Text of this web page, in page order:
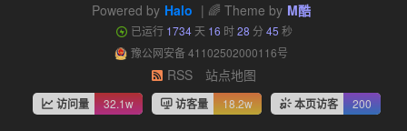
Powered by Halo | 🌈 Theme by M酷
已运行 1734天 16 时28 分 45 秒
豫公网安备 41102502000116号
RSS 站点地图
访问量 32.1w 访客量 18.2w 本页访客 200